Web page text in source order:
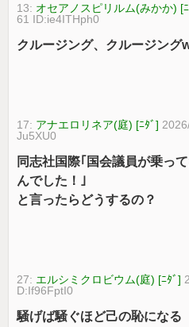
13: オセアノスピリルム(みかか) [
61 ID:ie4ITHph0
クルージング、クルージング
17: アナエロリネア(庭) [ﾆﾀﾞ]
Ju5XU0
同志社国際｢国会議員が乗っ
んでした！｣
と言ったらどうするの？
27: エルシミクロビウム(庭) [ﾆﾀﾞ]
D:If96FptI0
騒げば騒ぐほど己の恥になる